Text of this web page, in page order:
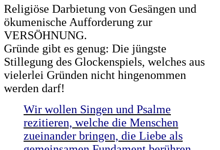
Religiöse Darbietung von Gesängen und
ökumenische Aufforderung zur
VERSÖHNUNG.
Gründe gibt es genug: Die jüngste
Stillegung des Glockenspiels, welches aus
vielerlei Gründen nicht hingenommen
werden darf!
Wir wollen Singen und Psalme
rezitieren, welche die Menschen
zueinander bringen, die Liebe als